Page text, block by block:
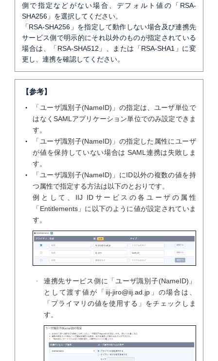
側で指定などがない場合、デフォルト値の「RSA-
SHA256」を選択してください。
「RSA-SHA256」を指定して動作しない場合及び連携先
サービス側で明示的にそれ以外のものが指定されている
場合は、「RSA-SHA512」、または「RSA-SHA1」に変
更し、連携を確認してください。
【参考】
「ユーザ識別子(NameID)」の指定は、ユーザ単位で
はなくSAMLアプリケーション単位でのみ設定できま
す。
「ユーザ識別子(NameID)」の指定した属性にユーザ
が値を保持していない場合は SAML連携は失敗しま
す。
「ユーザ識別子(NameID)」にID以外の複数の値を持
つ属性で指定する方法は以下のとおりです。
例として、IIJ IDサービスの各ユーザの属性
「Entitlements」に以下のように値が設定されていま
す。
連携先サービス側に「ユーザ識別子(NameID)」
として渡す値が「iij-jiro@iij.ad.jp」の場合は、
「プライマリの値を使用する」をチェックしま
す。